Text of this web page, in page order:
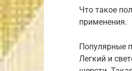
Что такое
применения.
Популярные
Легкий и